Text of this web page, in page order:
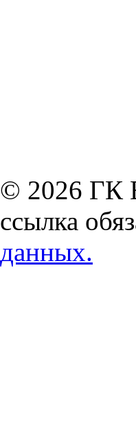
© 2026 ГК
ссылка
данных.